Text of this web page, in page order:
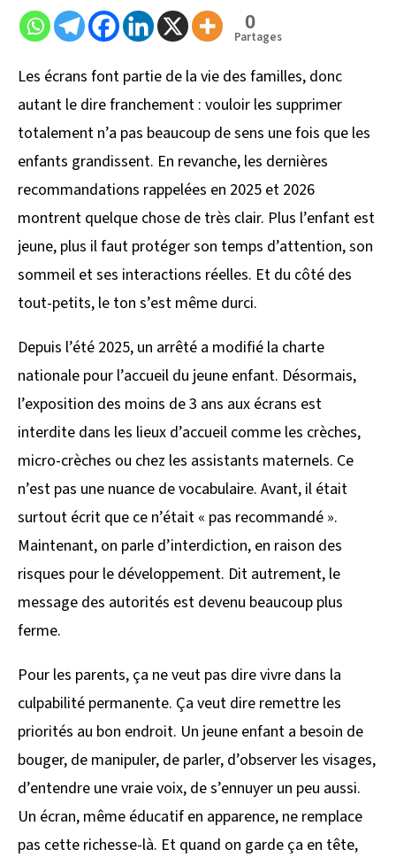
0
Partages
Les écrans font partie de la vie des familles, donc
autant le dire franchement : vouloir les supprimer
totalement n’a pas beaucoup de sens une fois que les
enfants grandissent. En revanche, les dernières
recommandations rappelées en 2025 et 2026
montrent quelque chose de très clair. Plus l’enfant est
jeune, plus il faut protéger son temps d’attention, son
sommeil et ses interactions réelles. Et du côté des
tout-petits, le ton s’est même durci.
Depuis l’été 2025, un arrêté a modifié la charte
nationale pour l’accueil du jeune enfant. Désormais,
l’exposition des moins de 3 ans aux écrans est
interdite dans les lieux d’accueil comme les crèches,
micro-crèches ou chez les assistants maternels. Ce
n’est pas une nuance de vocabulaire. Avant, il était
surtout écrit que ce n’était « pas recommandé ».
Maintenant, on parle d’interdiction, en raison des
risques pour le développement. Dit autrement, le
message des autorités est devenu beaucoup plus
ferme.
Pour les parents, ça ne veut pas dire vivre dans la
culpabilité permanente. Ça veut dire remettre les
priorités au bon endroit. Un jeune enfant a besoin de
bouger, de manipuler, de parler, d’observer les visages,
d’entendre une vraie voix, de s’ennuyer un peu aussi.
Un écran, même éducatif en apparence, ne remplace
pas cette richesse-là. Et quand on garde ça en tête,